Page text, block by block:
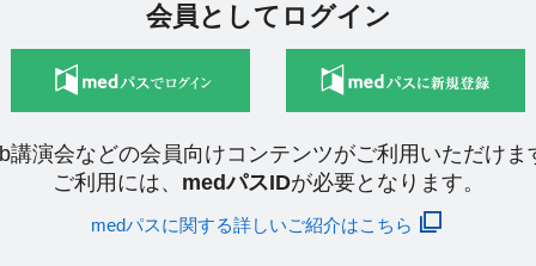
会員としてログイン
講演会などの会員向けコンテンツがご利用いただけま
ご利用には、 medパスIDが必要となります。
medパスに関する詳しいご紹介はこちら